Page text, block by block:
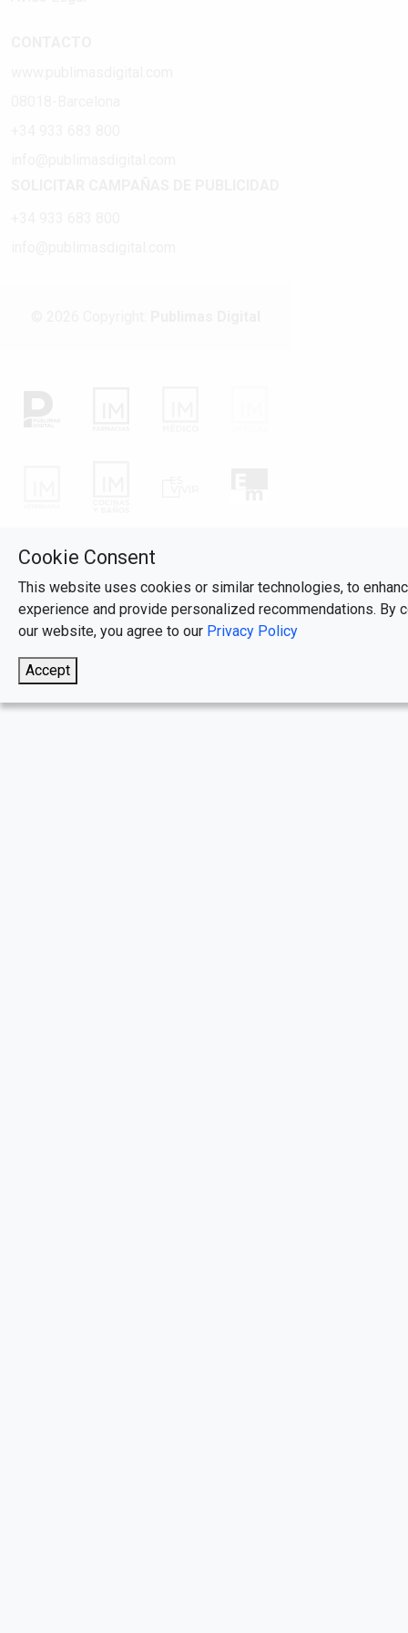
Cookie Consent
This website uses cookies or similar technologies, to
experience and provide personalized recommendations. By
our website, you agree to our Privacy Policy
Accept